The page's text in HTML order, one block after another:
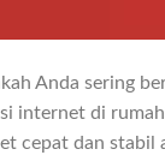
Anda sering
internet di
cepat dan stabil